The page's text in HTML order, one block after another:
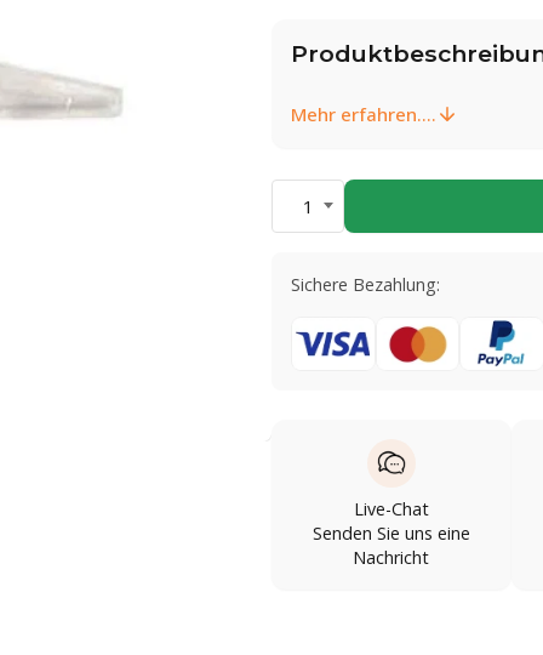
Mehr erfahren....
1
Sichere Bezahlung:
Live-Chat
Senden Sie uns eine
Nachricht